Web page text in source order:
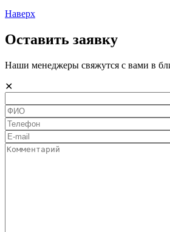
Наверх
Оставить заявку
Наши менеджеры свяжутся с вами в
✕